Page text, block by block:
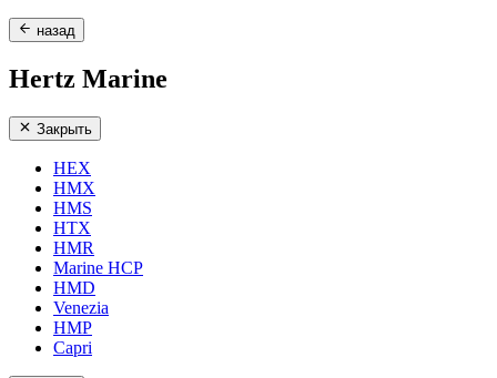
назад
Hertz Marine
Закрыть
HEX
HMX
HMS
HTX
HMR
Marine HCP
HMD
Venezia
HMP
Capri